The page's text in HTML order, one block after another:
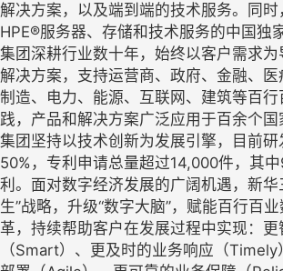
解决方案，以及端到端的技术服务。同时
HPE®服务器、存储和技术服务的中国独
集团深耕行业数十年，始终以客户需求
解决方案，支持运营商、政府、金融、医
制造、电力、能源、互联网、建筑等百
践，产品和解决方案广泛应用于百余个
集团坚持以技术创新为发展引擎，目前
50%，专利申请总量超过14,000件，其
利。面对数字经济发展的广阔机遇，新华
生”战略，升级“数字大脑”，赋能百行百
革，持续帮助客户在发展过程中实现：
（Smart）、更及时的业务响应（